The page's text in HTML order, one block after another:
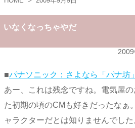
いなくなっちゃやだ
■パナソニック：さよなら「パナ坊
あー、これは残念ですね。電気屋
た初期の頃のCMも好きだったなぁ
ャラクターだとは知りませんでし